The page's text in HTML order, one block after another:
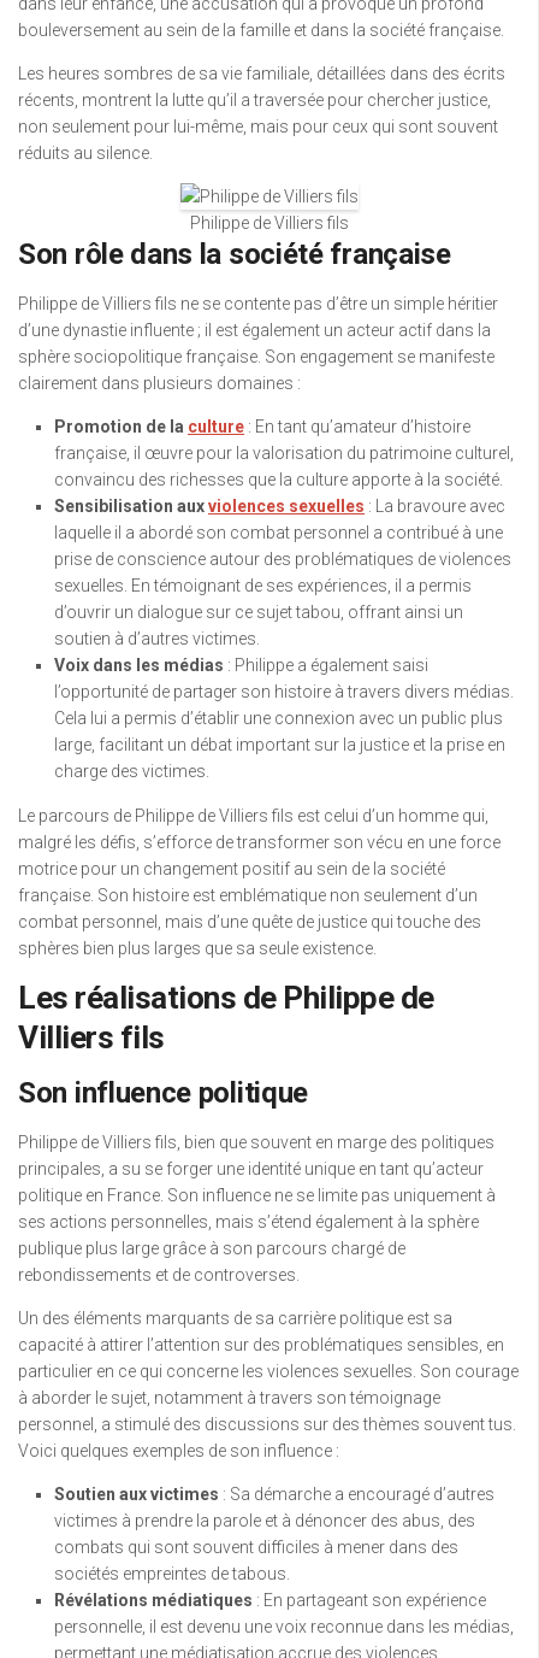
bouleversement au sein de la famille et dans la société française.
Les heures sombres de sa vie familiale, détaillées dans des écrits
récents, montrent la lutte qu’il a traversée pour chercher justice,
non seulement pour lui-même, mais pour ceux qui sont souvent
réduits au silence.
Philippe de Villiers fils
Son rôle dans la société française
Philippe de Villiers fils ne se contente pas d’être un simple héritier
d’une dynastie influente ; il est également un acteur actif dans la
sphère sociopolitique française. Son engagement se manifeste
clairement dans plusieurs domaines :
Promotion de la culture : En tant qu’amateur d’histoire
française, il œuvre pour la valorisation du patrimoine culturel,
convaincu des richesses que la culture apporte à la société.
Sensibilisation auxviolences sexuelles : La bravoure avec
laquelle il a abordé son combat personnel a contribué à une
prise de conscience autour des problématiques de violences
sexuelles. En témoignant de ses expériences, il a permis
d’ouvrir un dialogue sur ce sujet tabou, offrant ainsi un
soutien à d’autres victimes.
Voix dans les médias : Philippe a également saisi
l’opportunité de partager son histoire à travers divers médias.
Cela lui a permis d’établir une connexion avec un public plus
large, facilitant un débat important sur la justice et la prise en
charge des victimes.
Le parcours de Philippe de Villiers fils est celui d’un homme qui,
malgré les défis, s’efforce de transformer son vécu en une force
motrice pour un changement positif au sein de la société
française. Son histoire est emblématique non seulement d’un
combat personnel, mais d’une quête de justice qui touche des
sphères bien plus larges que sa seule existence.
Les réalisations de Philippe de
Villiers fils
Son influence politique
Philippe de Villiers fils, bien que souvent en marge des politiques
principales, a su se forger une identité unique en tant qu’acteur
politique en France. Son influence ne se limite pas uniquement à
ses actions personnelles, mais s’étend également à la sphère
publique plus large grâce à son parcours chargé de
rebondissements et de controverses.
Un des éléments marquants de sa carrière politique est sa
capacité à attirer l’attention sur des problématiques sensibles, en
particulier en ce qui concerne les violences sexuelles. Son courage
à aborder le sujet, notamment à travers son témoignage
personnel, a stimulé des discussions sur des thèmes souvent tus.
Voici quelques exemples de son influence :
Soutien aux victimes : Sa démarche a encouragé d’autres
victimes à prendre la parole et à dénoncer des abus, des
combats qui sont souvent difficiles à mener dans des
sociétés empreintes de tabous.
Révélations médiatiques : En partageant son expérience
personnelle, il est devenu une voix reconnue dans les médias,
permettant une médiatisation accrue des violences